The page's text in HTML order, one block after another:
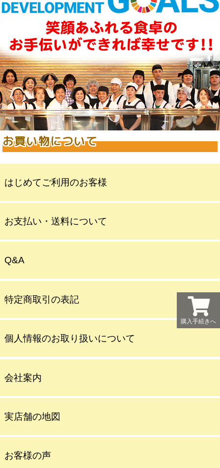
お買い物について
はじめてご利用のお客様
お支払い・送料について
Q&A
特定商取引の表記
個人情報のお取り扱いについて
会社案内
実店舗の地図
お客様の声
購入手続きへ